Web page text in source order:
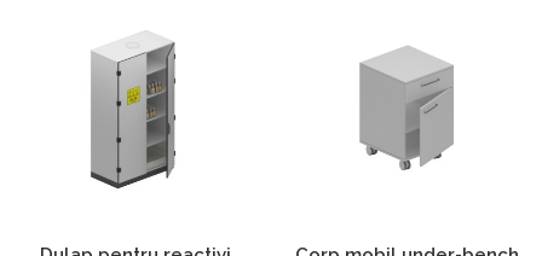
Dulapuri under-bench mobile
Mobilier Pentru Autolaborator